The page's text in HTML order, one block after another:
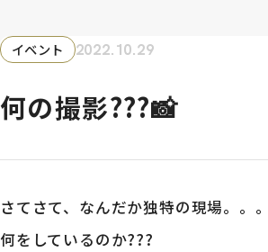
イベント 2022.10.29
何の撮影???📸
さてさて、なんだか独特の現場。。。
何をしているのか???